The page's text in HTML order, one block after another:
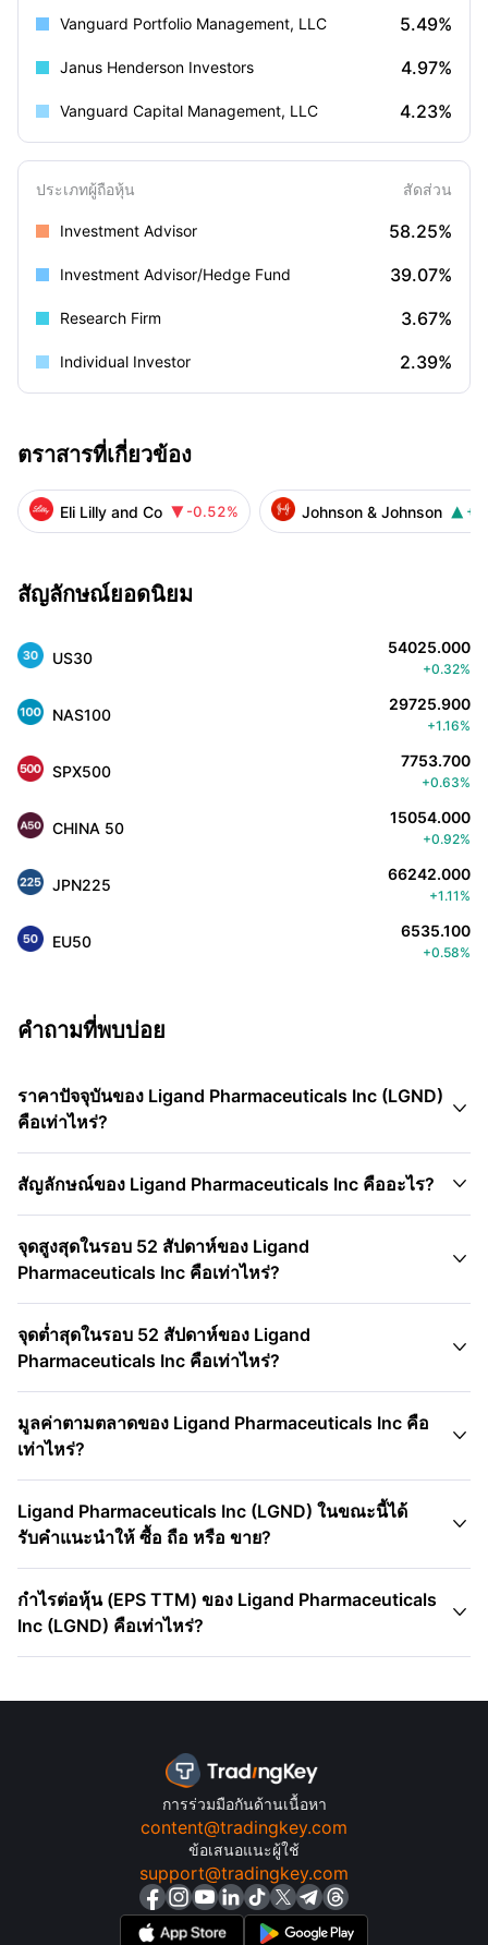
Vanguard Portfolio Management, LLC 5.49%
Janus Henderson Investors 4.97%
Vanguard Capital Management, LLC 4.23%
ประเภทผู้ถือหุ้น สัดส่วน
Investment Advisor 58.25%
Investment Advisor/Hedge Fund 39.07%
Research Firm 3.67%
Individual Investor 2.39%
ตราสารที่เกี่ยวข้อง
Eli Lilly and Co  -0.52% Johnson & Johnson 
สัญลักษณ์ยอดนิยม
US30
54025.000
+0.32%
NAS100
29725.900
+1.16%
SPX500
7753.700
+0.63%
CHINA 50
15054.000
+0.92%
JPN225
66242.000
+1.11%
EU50
6535.100
+0.58%
คำถามที่พบบ่อย
ราคาปัจจุบันของ Ligand Pharmaceuticals Inc (LGND)
คือเท่าไหร่?

สัญลักษณ์ของ Ligand Pharmaceuticals Inc คืออะไร? 
จุดสูงสุดในรอบ 52 สัปดาห์ของ Ligand
Pharmaceuticals Inc คือเท่าไหร่?

จุดต่ำสุดในรอบ 52 สัปดาห์ของ Ligand
Pharmaceuticals Inc คือเท่าไหร่?

มูลค่าตามตลาดของ Ligand Pharmaceuticals Inc คือ
เท่าไหร่?

Ligand Pharmaceuticals Inc (LGND) ในขณะนี้ได้
รับคำแนะนำให้ ซื้อ ถือ หรือ ขาย?

กําไรต่อหุ้น (EPS TTM) ของ Ligand Pharmaceuticals
Inc (LGND) คือเท่าไหร่?

การร่วมมือกันด้านเนื้อหา
content@tradingkey.com
ข้อเสนอแนะผู้ใช้
support@tradingkey.com